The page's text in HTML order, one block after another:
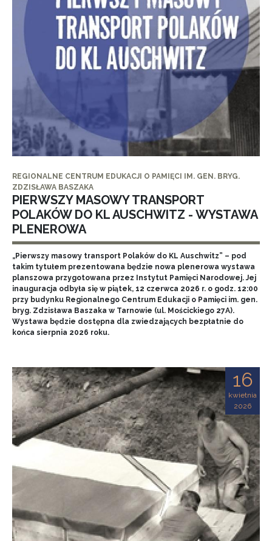
REGIONALNE CENTRUM EDUKACJI O PAMIĘCI IM. GEN. BRYG.
ZDZISŁAWA BASZAKA
PIERWSZY MASOWY TRANSPORT
POLAKÓW DO KL AUSCHWITZ - WYSTAWA
PLENEROWA
„Pierwszy masowy transport Polaków do KL Auschwitz” – pod
takim tytułem prezentowana będzie nowa plenerowa wystawa
planszowa przygotowana przez Instytut Pamięci Narodowej. Jej
inauguracja odbyła się w piątek, 12 czerwca 2026 r. o godz. 12:00
przy budynku Regionalnego Centrum Edukacji o Pamięci im. gen.
bryg. Zdzisława Baszaka w Tarnowie (ul. Mościckiego 27A).
Wystawa będzie dostępna dla zwiedzających bezpłatnie do
końca sierpnia 2026 roku.
16
kwietnia
2026